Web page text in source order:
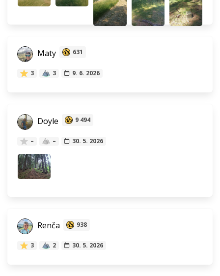
Maty 631
3 3 9. 6. 2026
Doyle 9 494
– – 30. 5. 2026
Renča 938
3 2 30. 5. 2026